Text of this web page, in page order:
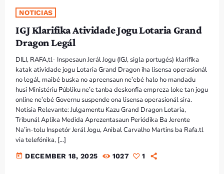
TÉTUM
PORTUGUÊS
PRÓXIMOS PROGRAMAS
Bom dia RAFA
7:00 AM - 10:00 AM
Bom dia RAFA
7:00 AM - 9:00 AM
NOTICIAS
IGJ Klarifika Atividade Jogu Lotaria Grand
Dragon Legál
DILI, RAFA,tl- Inspesaun Jerál Jogu (IGJ, sigla portugés) klarifika
katak atividade jogu Lotaria Grand Dragon iha lisensa operasionál
no legál, maibé buska no apreensaun ne’ebé halo ho mandadu
husi Ministériu Públiku ne’e tanba deskonfia empreza loke tan jogu
online ne’ebé Governu suspende ona lisensa operasionál sira.
Notísia Relevante: Julgamentu Kazu Grand Dragon Lotaria,
Tribunál Aplika Medida Aprezentasaun Periódika Ba Jerente
Na’in-tolu Inspetór Jerál Jogu, Anibal Carvalho Martins ba Rafa.tl
via telefónika, […]
today DECEMBER 18, 2025 1027 1